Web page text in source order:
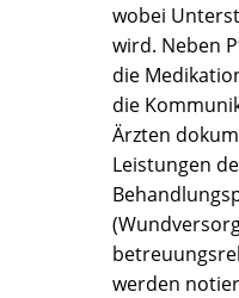
wobei
wird. Neben
die
die
Ärzten
Leistungen
werden